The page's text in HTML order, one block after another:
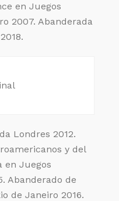
en Juegos
2007. Abanderada
Londres 2012.
y del
en Juegos
Abanderado de
de Janeiro 2016.